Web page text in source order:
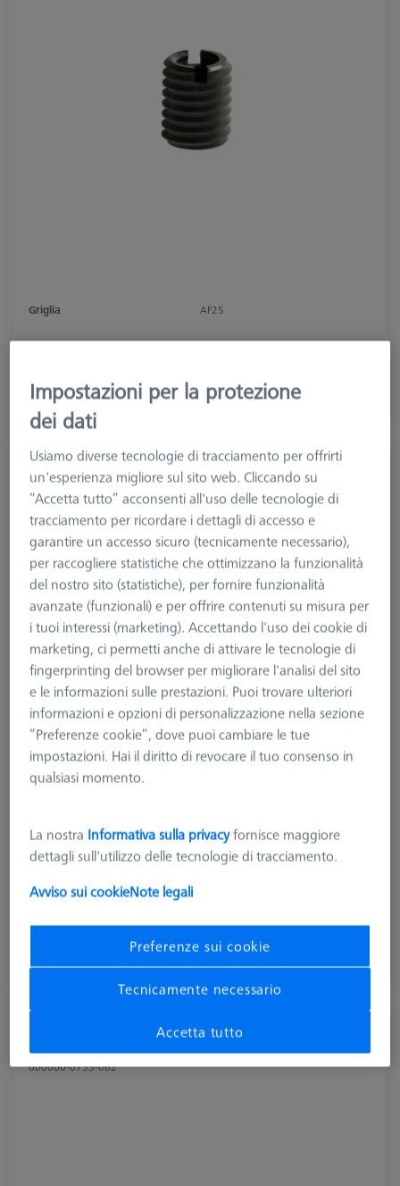
Griglia AF25
più IVA
Disponibile
Vite zigrinata - M4, Ø16x19,5
000000-0741-449
19,99 €
più IVA
Bullone a disco con prigioniero - M12x0,5,
AF25, 5 pezzi
000000-0735-062
Impostazioni per la protezione
dei dati
Usiamo diverse tecnologie di tracciamento per offrirti
un'esperienza migliore sul sito web. Cliccando su
“Accetta tutto” acconsenti all'uso delle tecnologie di
tracciamento per ricordare i dettagli di accesso e
garantire un accesso sicuro (tecnicamente necessario),
per raccogliere statistiche che ottimizzano la funzionalità
del nostro sito (statistiche), per fornire funzionalità
avanzate (funzionali) e per offrire contenuti su misura per
i tuoi interessi (marketing). Accettando l'uso dei cookie di
marketing, ci permetti anche di attivare le tecnologie di
fingerprinting del browser per migliorare l'analisi del sito
e le informazioni sulle prestazioni. Puoi trovare ulteriori
informazioni e opzioni di personalizzazione nella sezione
“Preferenze cookie”, dove puoi cambiare le tue
impostazioni. Hai il diritto di revocare il tuo consenso in
qualsiasi momento.
La nostra Informativa sulla privacyfornisce maggiore
dettagli sull'utilizzo delle tecnologie di tracciamento.
Avviso sui cookieNote legali
Preferenze sui cookie
Tecnicamente necessario
Accetta tutto